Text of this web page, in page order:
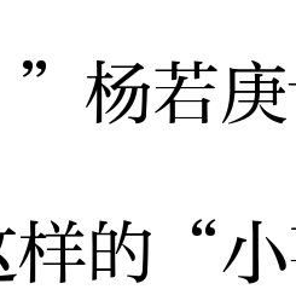
杨若庚
“小